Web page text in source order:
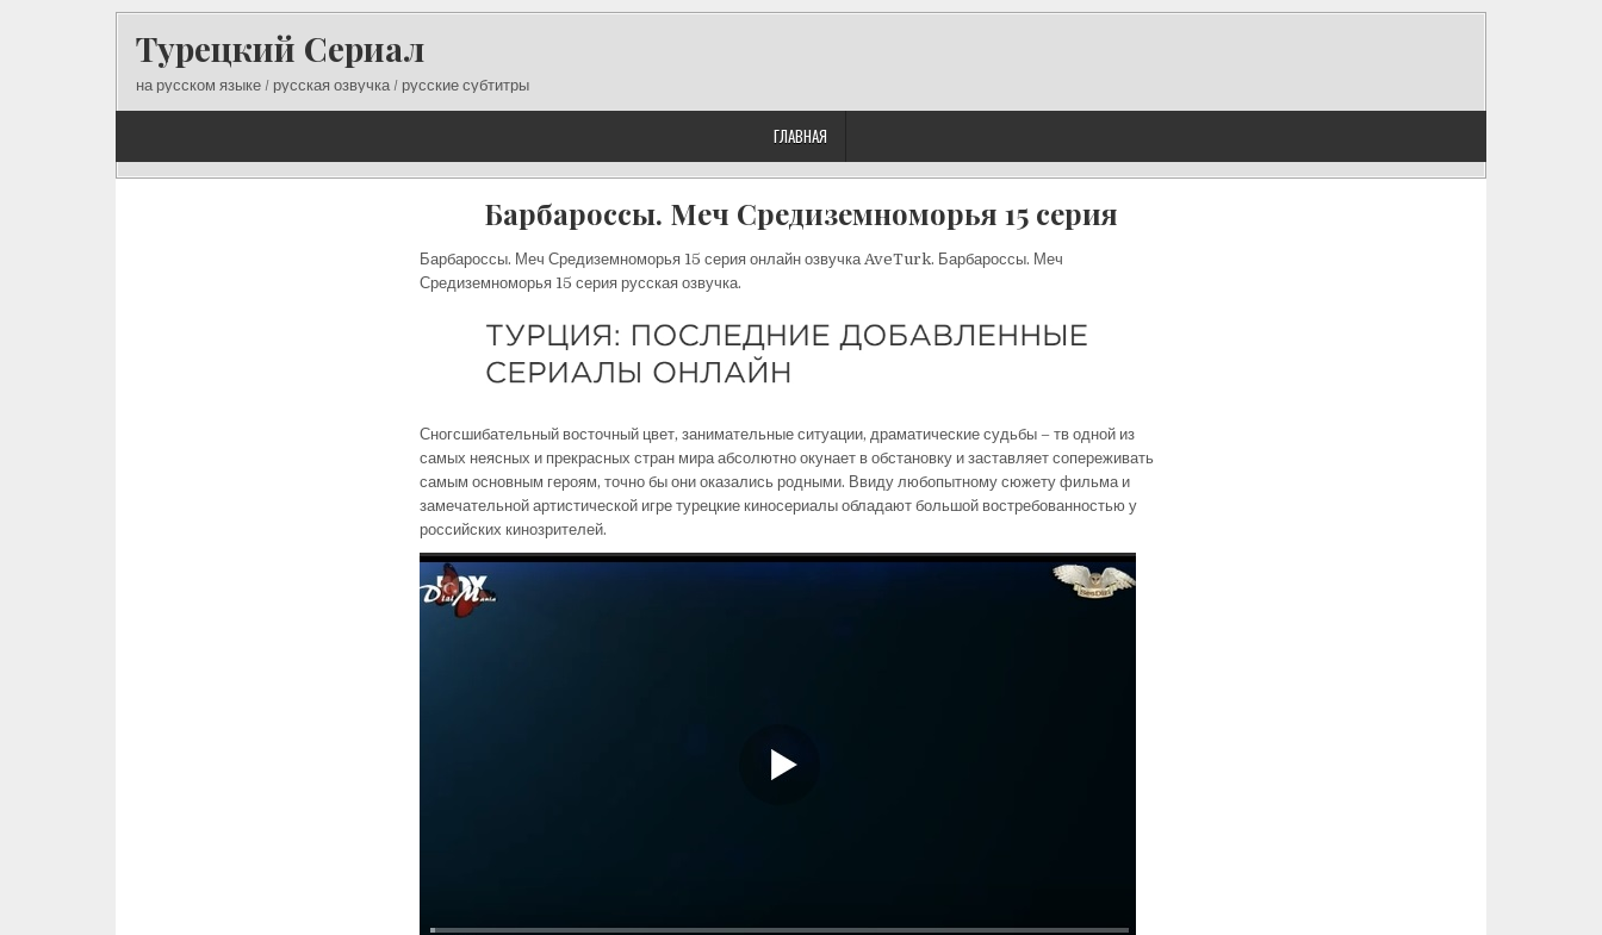
Турецкий Сериал
на русском языке / русская озвучка / русские субтитры
ГЛАВНАЯ
Барбароссы. Меч Средиземноморья 15 серия
Барбароссы. Меч Средиземноморья 15 серия онлайн озвучка AveTurk. Барбароссы. Меч
Средиземноморья 15 серия русская озвучка.
Сногсшибательный восточный цвет, занимательные ситуации, драматические судьбы – тв одной из
самых неясных и прекрасных стран мира абсолютно окунает в обстановку и заставляет сопереживать
самым основным героям, точно бы они оказались родными. Ввиду любопытному сюжету фильма и
замечательной артистической игре турецкие киносериалы обладают большой востребованностью у
российских кинозрителей.